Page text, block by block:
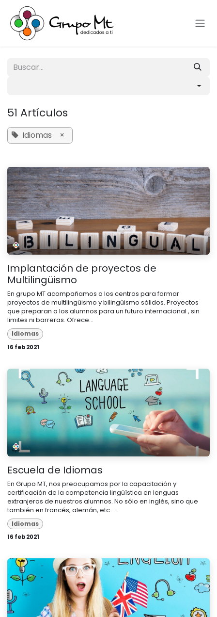
Ir al contenido
51 Artículos
Idiomas ×
Implantación de proyectos de
Multilingüismo
En grupo MT acompañamos a los centros para formar
proyectos de multilingüismo y bilingüismo sólidos. Proyectos
que preparan a los alumnos para un futuro internacional , sin
limites ni barreras. Ofrece...
Idiomas
16 feb 2021
Escuela de Idiomas
En Grupo MT, nos preocupamos por la capacitación y
certificación de la competencia lingüística en lenguas
extranjeras de nuestros alumnos. No sólo en inglés, sino que
también en francés, alemán, etc. ...
Idiomas
16 feb 2021